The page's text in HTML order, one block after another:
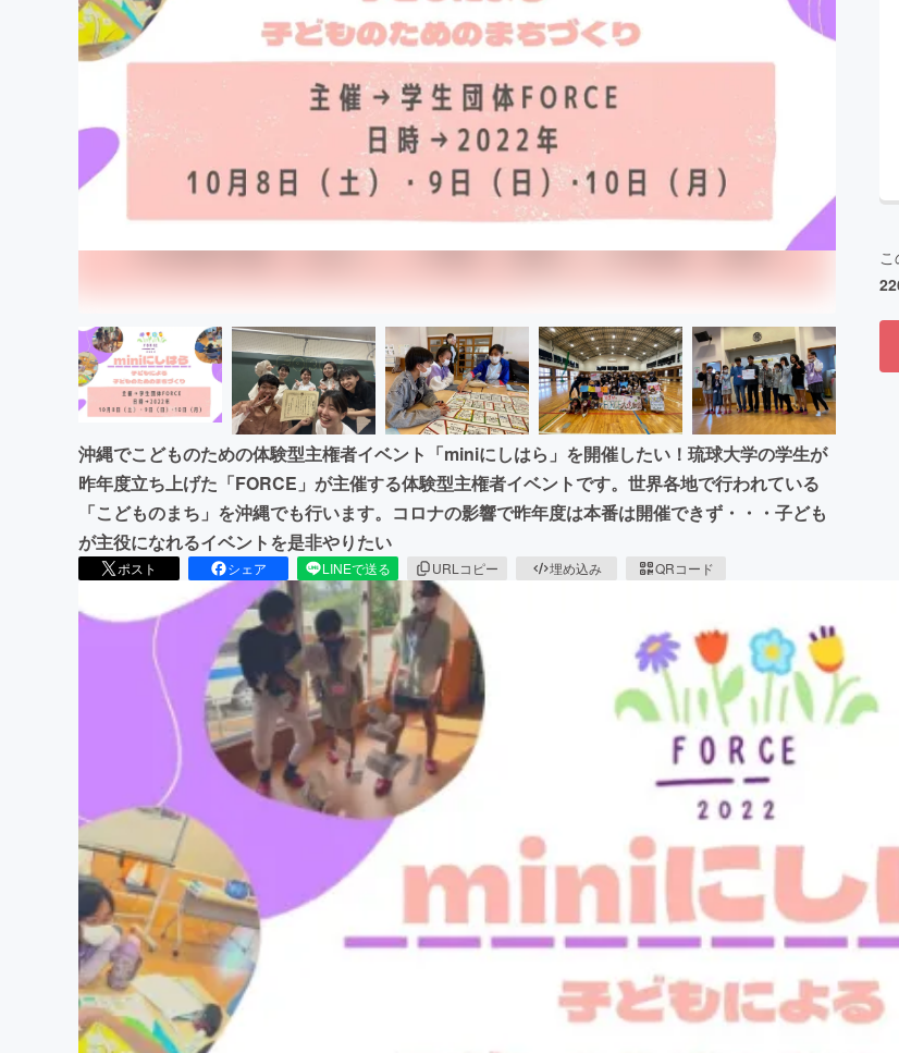
まちづくり・地域活性化
CAMPFIRE for Social Good
machi-ya
沖縄でこどものための体験型主権者イベント「miniにしはら」を開催したい！琉球大学の学生が
昨年度立ち上げた「FORCE」が主催する体験型主権者イベントです。世界各地で行われている
「こどものまち」を沖縄でも行います。コロナの影響で昨年度は本番は開催できず・・・子ども
が主役になれるイベントを是非やりたい
ポスト シェア LINEで送る URLコピー 埋め込み QRコード
こ